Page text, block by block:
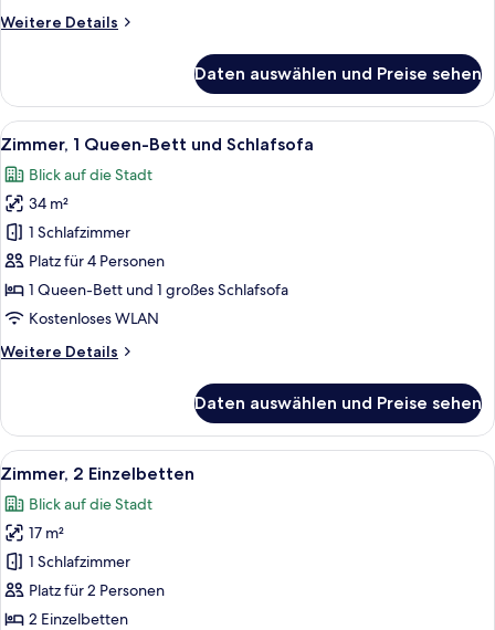
Weitere Details
Weitere
1
Queen-
Bett
Daten auswählen und Preise sehen
Alle
Fotos
für
Zimmer,
1 Queen-
Bett
und
Schlafsofa
Ein modernes Hotelzimmer mit
8
Zimmer, 1 Queen-Bett und Schlafsofa
Blick auf die Stadt
34 m²
1 Schlafzimmer
Platz für 4 Personen
1 Queen-Bett und 1 großes Schlafsofa
Kostenloses WLAN
Weitere Details
Weitere
1 Queen-
Bett
und
Daten auswählen und Preise sehen
Alle
Fotos
für
Zimmer,
2 Einzelbetten
anzeigen
Ein Hotelzimmer mit einem Bett,
7
Zimmer, 2 Einzelbetten
Blick auf die Stadt
17 m²
1 Schlafzimmer
Platz für 2 Personen
2 Einzelbetten